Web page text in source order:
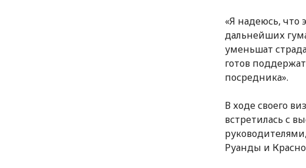
«Я надеюсь, что
дальнейших
уменьшат
готов
посредника».
В ходе своего
встретилась с
Руанды и